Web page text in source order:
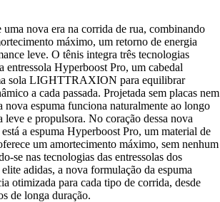
nova era na corrida de rua, combinando
máximo, um retorno de energia
leve. O tênis integra três tecnologias
entressola Hyperboost Pro, um cabedal
sola LIGHTTRAXION para equilibrar
a cada passada. Projetada sem placas nem
nova espuma funciona naturalmente ao longo
leve e propulsora. No coração dessa nova
a espuma Hyperboost Pro, um material de
um amortecimento máximo, sem nenhum
se nas tecnologias das entressolas dos
adidas, a nova formulação da espuma
otimizada para cada tipo de corrida, desde
de longa duração.